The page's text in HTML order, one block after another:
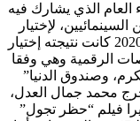
العام الذي يشارك فيه
لإختيار
الأفضل من الأعمال التي عرضت خلال عام 2020 كانت نتيجته إختيار
الرقمية وهي وفقا
وصندوق الدنيا”
محمد جمال العدل،
فيلم “حظر تجول”